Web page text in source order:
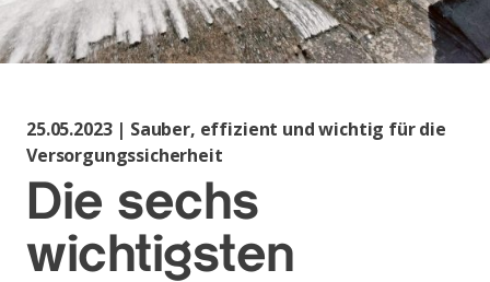
25.05.2023 | Sauber, effizient und wichtig für die
Versorgungssicherheit
Die sechs
wichtigsten